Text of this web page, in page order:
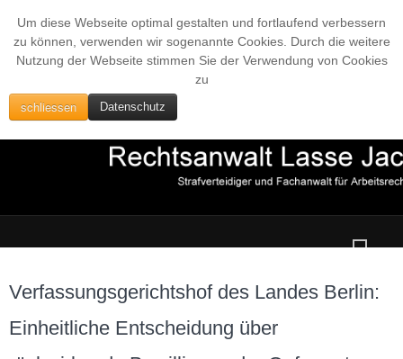
Um diese Webseite optimal gestalten und fortlaufend verbessern
zu können, verwenden wir sogenannte Cookies. Durch die weitere
Nutzung der Webseite stimmen Sie der Verwendung von Cookies
zu
schliessen Datenschutz
Verfassungsgerichtshof des Landes Berlin:
Einheitliche Entscheidung über